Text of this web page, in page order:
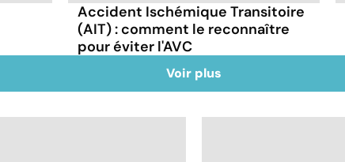
Accident Ischémique Transitoire
(AIT) : comment le reconnaître
pour éviter l'AVC
Voir plus